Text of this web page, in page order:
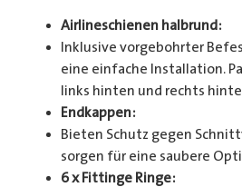
Airlineschienen halbrund:
Inklusive vorgebohrter
eine einfache Installation.
links hinten und rechts
Endkappen:
Bieten Schutz gegen
sorgen für eine saubere
6 x Fittinge Ringe: